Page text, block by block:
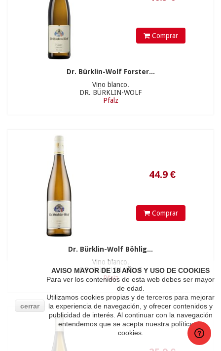
Comprar
Dr. Bürklin-Wolf Forster...
Vino blanco.
DR. BÜRKLIN-WOLF
Pfalz
Comprar
Dr. Bürklin-Wolf Böhlig...
Vino blanco.
DR. BÜRKLIN-WOLF
Pfalz
32.9€
cerrar
AVISO MAYOR DE 18 AÑOS Y USO DE COOKIES
Para ver los contenidos de esta web debes ser mayor
de edad.
Utilizamos cookies propias y de terceros para mejorar
la experiencia de navegación, y ofrecer contenidos y
publicidad de interés. Al continuar con la navegación
entendemos que se acepta nuestra política de
cookies.